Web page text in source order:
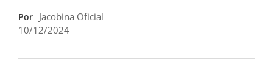
Por Jacobina Oficial
10/12/2024